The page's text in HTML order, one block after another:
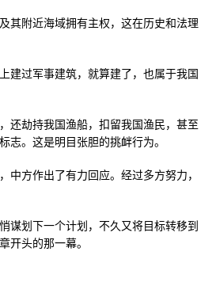
其附近海域拥有主权，这在历史和法理
建过军事建筑，就算建了，也属于我国
还劫持我国渔船，扣留我国渔民，甚至
志。这是明目张胆的挑衅行为。
中方作出了有力回应。经过多方努力，
谋划下一个计划，不久又将目标转移到
开头的那一幕。